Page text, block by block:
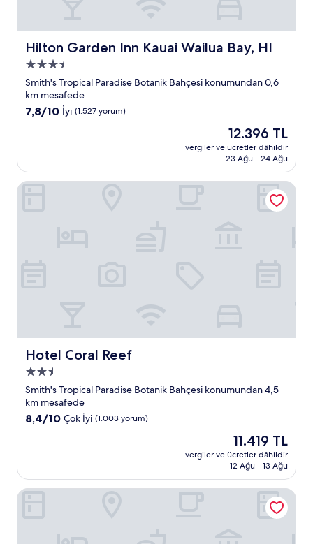
Hilton Garden Inn Kauai Wailua Bay, HI
Hilton Garden Inn Kauai Wailua Bay, HI
3.5
yıldızlı
konaklama
yeri
Smith's Tropical Paradise Botanik Bahçesi konumundan 0,6
km mesafede
10
yorum)
7,8/10 İyi (1.527 yorum)
Güncel
fiyat:
12.396 TL
12.396 TL
vergiler ve ücretler dâhildir
23 Ağu - 24 Ağu
Hotel Coral Reef
Hotel Coral Reef
2.5
yıldızlı
konaklama
yeri
Smith's Tropical Paradise Botanik Bahçesi konumundan 4,5
km mesafede
10
(1.003
yorum)
8,4/10 Çok İyi (1.003 yorum)
Güncel
fiyat:
11.419 TL
11.419 TL
vergiler ve ücretler dâhildir
12 Ağu - 13 Ağu
Hotel Coral Reef
Kauai Inn